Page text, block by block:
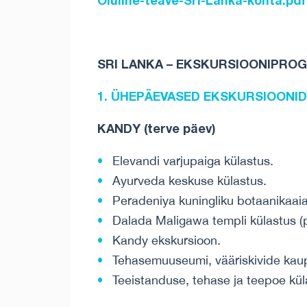
SRI LANKA –
1. ÜHEPÄEVASED
KANDY (terve päev)
Elevandi varjupaiga külastus.
Ayurveda keskuse külastus.
Peradeniya kuningliku
Dalada Maligawa templi külastus
Kandy ekskursioon.
Tehasemuuseumi, vääriskivide
Teeistanduse, tehase ja teepoe